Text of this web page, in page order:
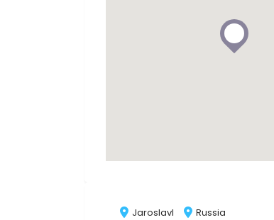
Jaroslavl
Russia